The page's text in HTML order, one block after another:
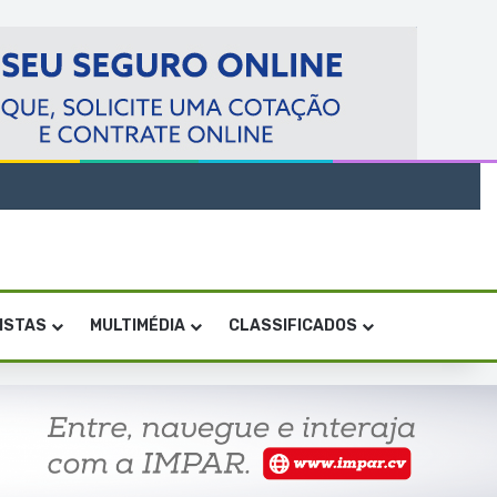
MULTIMÉDIA CLASSIFICADOS